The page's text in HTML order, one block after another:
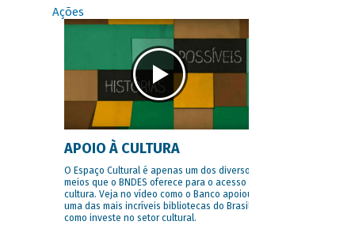
Ações
APOIO À CULTURA
O Espaço Cultural é apenas um dos diversos
meios que o BNDES oferece para o acesso à
cultura. Veja no vídeo como o Banco apoiou
uma das mais incríveis bibliotecas do Brasil e
como investe no setor cultural.